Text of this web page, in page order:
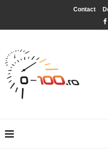
Contact